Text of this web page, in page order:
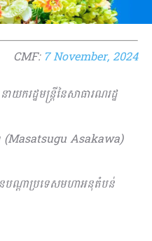
CMF: 7 November, 2024
យករដ្ឋមន្ត្រីនៃសាធារណរដ្ឋ
(Masatsugu Asakawa)
ៃបណ្តាប្រទេសមហាអនុតំបន់